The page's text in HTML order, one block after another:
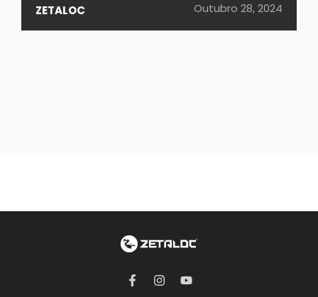
ZETALOC Outubro 28, 2024